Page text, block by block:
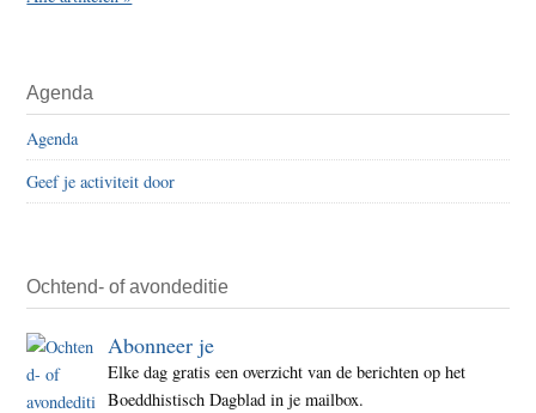
Agenda
Agenda
Geef je activiteit door
Ochtend- of avondeditie
Abonneer je
Elke dag gratis een overzicht van de berichten op het
Boeddhistisch Dagblad in je mailbox.